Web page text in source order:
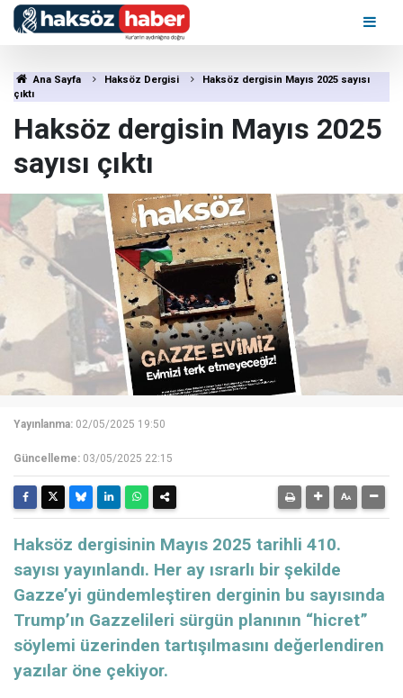
Ana Sayfa Haksöz Dergisi
Haksöz dergisin Mayıs 2025 sayısı
çıktı
Haksöz dergisin Mayıs 2025
sayısı çıktı
Yayınlanma: 02/05/2025 19:50
Güncelleme: 03/05/2025 22:15
Haksöz dergisinin Mayıs 2025 tarihli 410.
sayısı yayınlandı. Her ay ısrarlı bir şekilde
Gazze’yi gündemleştiren derginin bu sayısında
Trump’ın Gazzelileri sürgün planının “hicret”
söylemi üzerinden tartışılmasını değerlendiren
yazılar öne çekiyor.